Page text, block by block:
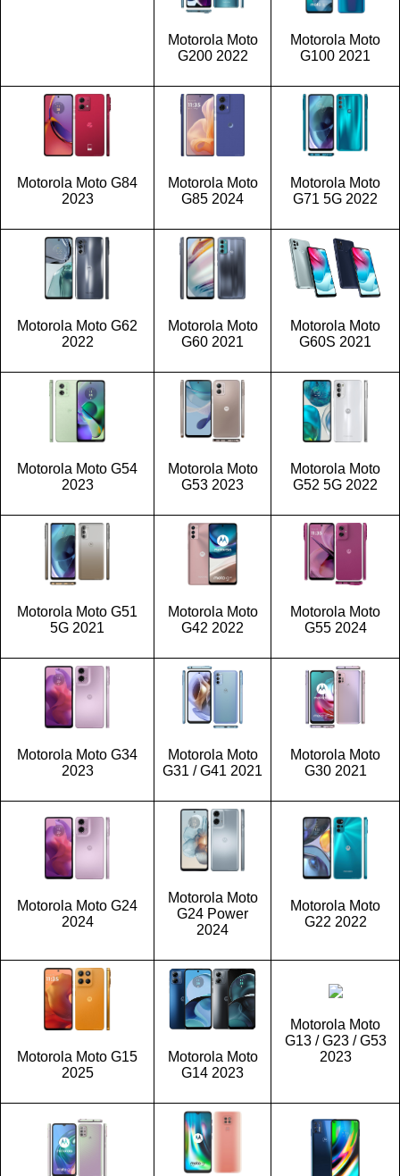
Motorola Moto
G200 2022
Motorola Moto
G100 2021
Motorola Moto G84
2023
Motorola Moto
G85 2024
Motorola Moto
G71 5G 2022
Motorola Moto G62
2022
Motorola Moto
G60 2021
Motorola Moto
G60S 2021
Motorola Moto G54
2023
Motorola Moto
G53 2023
Motorola Moto
G52 5G 2022
Motorola Moto G51
5G 2021
Motorola Moto
G42 2022
Motorola Moto
G55 2024
Motorola Moto G34
2023
Motorola Moto
G31 / G41 2021
Motorola Moto
G30 2021
Motorola Moto G24
2024
Motorola Moto
G24 Power
2024
Motorola Moto
G22 2022
Motorola Moto G15
2025
Motorola Moto
G14 2023
Motorola Moto
G13 / G23 / G53
2023